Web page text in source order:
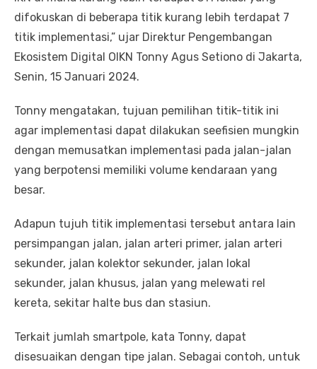
difokuskan di beberapa titik kurang lebih terdapat 7
titik implementasi,” ujar Direktur Pengembangan
Ekosistem Digital OIKN Tonny Agus Setiono di Jakarta,
Senin, 15 Januari 2024.
Tonny mengatakan, tujuan pemilihan titik-titik ini
agar implementasi dapat dilakukan seefisien mungkin
dengan memusatkan implementasi pada jalan-jalan
yang berpotensi memiliki volume kendaraan yang
besar.
Adapun tujuh titik implementasi tersebut antara lain
persimpangan jalan, jalan arteri primer, jalan arteri
sekunder, jalan kolektor sekunder, jalan lokal
sekunder, jalan khusus, jalan yang melewati rel
kereta, sekitar halte bus dan stasiun.
Terkait jumlah smartpole, kata Tonny, dapat
disesuaikan dengan tipe jalan. Sebagai contoh, untuk